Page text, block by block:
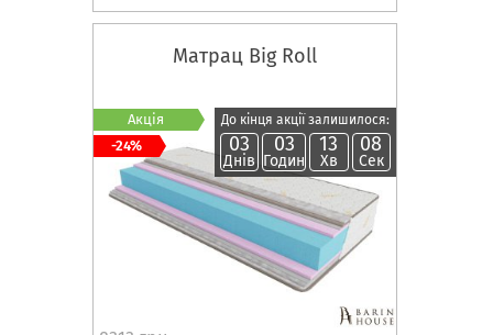
Матрац Big Roll
До кінця акції залишилося:
03
Днів
03
Годин
13
Хв
07
Сек
Акція
-24%